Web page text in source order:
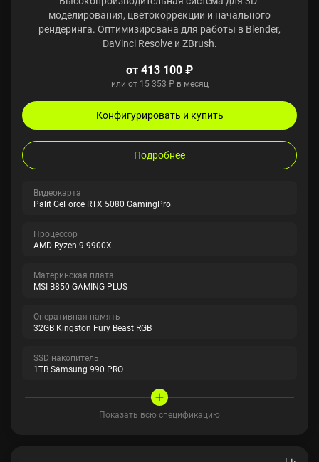
моделирования, цветокоррекции и начального
рендеринга. Оптимизирована для работы в Blender,
DaVinci Resolve и ZBrush.
от 413 100 ₽
или от 15 353 ₽ в месяц
Конфигурировать и купить
Подробнее
Видеокарта
Palit GeForce RTX 5080 GamingPro
Процессор
AMD Ryzen 9 9900X
Материнская плата
MSI B850 GAMING PLUS
Оперативная память
32GB Kingston Fury Beast RGB
SSD накопитель
1TB Samsung 990 PRO
Показать всю спецификацию